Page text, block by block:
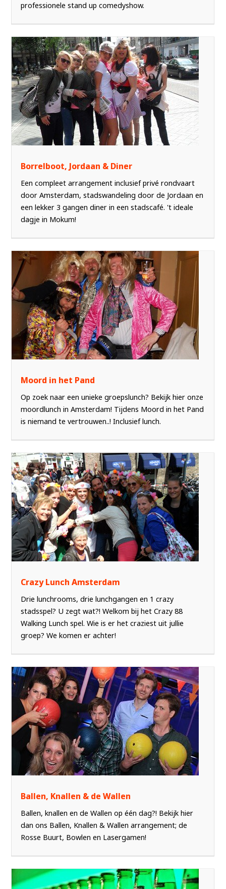
professionele stand up comedyshow.
Borrelboot, Jordaan & Diner
Een compleet arrangement inclusief privé rondvaart
door Amsterdam, stadswandeling door de Jordaan en
een lekker 3 gangen diner in een stadscafé. 't ideale
dagje in Mokum!
Moord in het Pand
Op zoek naar een unieke groepslunch? Bekijk hier onze
moordlunch in Amsterdam! Tijdens Moord in het Pand
is niemand te vertrouwen..! Inclusief lunch.
Crazy Lunch Amsterdam
Drie lunchrooms, drie lunchgangen en 1 crazy
stadsspel? U zegt wat?! Welkom bij het Crazy 88
Walking Lunch spel. Wie is er het craziest uit jullie
groep? We komen er achter!
Ballen, Knallen & de Wallen
Ballen, knallen en de Wallen op één dag?! Bekijk hier
dan ons Ballen, Knallen & Wallen arrangement; de
Rosse Buurt, Bowlen en Lasergamen!